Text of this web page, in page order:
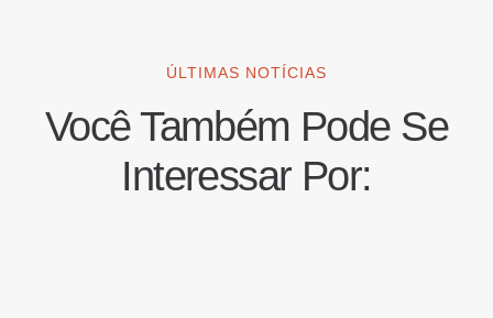
ÚLTIMAS NOTÍCIAS
Você Também Pode Se
Interessar Por: